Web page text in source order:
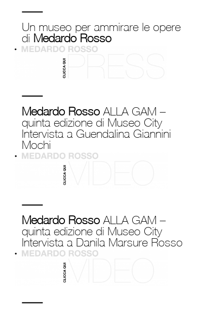
Un museo per ammirare le opere
di Medardo Rosso
Medardo RossoALLA GAM –
quinta edizione di Museo City
Intervista a Guendalina Giannini
Mochi
Medardo RossoALLA GAM –
quinta edizione di Museo City
Intervista a Danila Marsure Rosso